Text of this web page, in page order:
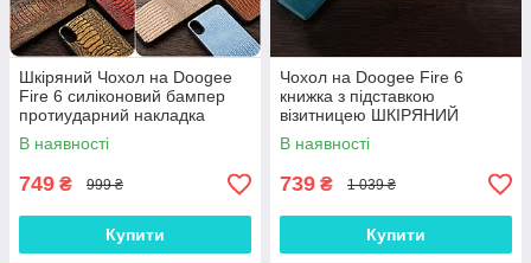
Шкіряний Чохол на Doogee
Fire 6 силіконовий бампер
протиударний накладка
(вкажіть модель) "GENUINE"
В наявності
749 ₴ 999 ₴
Купити
Чохол на Doogee Fire 6
книжка з підставкою
візитницею ШКІРЯНИЙ
протиударний магнітний
"VERSANO"
В наявності
739 ₴ 1 039 ₴
Купити